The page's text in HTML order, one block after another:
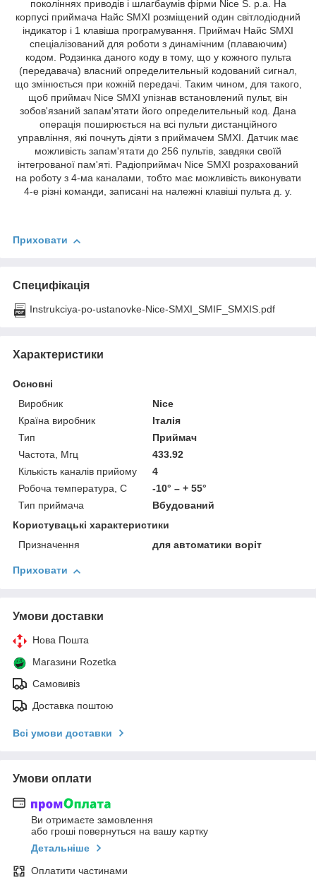
поколіннях приводів і шлагбаумів фірми Nice S. p.a. На
корпусі приймача Найс SMXI розміщений один світлодіодний
індикатор і 1 клавіша програмування. Приймач Найс SMXI
спеціалізований для роботи з динамічним (плаваючим)
кодом. Родзинка даного коду в тому, що у кожного пульта
(передавача) власний определительный кодований сигнал,
що змінюється при кожній передачі. Таким чином, для такого,
щоб приймач Nice SMXI упізнав встановлений пульт, він
зобов'язаний запам'ятати його определительный код. Дана
операція поширюється на всі пульти дистанційного
управління, які почнуть діяти з приймачем SMXI. Датчик має
можливість запам'ятати до 256 пультів, завдяки своїй
інтегрованої пам'яті. Радіоприймач Nice SMXI розрахований
на роботу з 4-ма каналами, тобто має можливість виконувати
4-е різні команди, записані на належні клавіші пульта д. у.
Приховати
Специфікація
Instrukciya-po-ustanovke-Nice-SMXI_SMIF_SMXIS.pdf
Характеристики
Основні
Виробник
Nice
Країна виробник
Італія
Тип
Приймач
Частота, Мгц
433.92
Кількість каналів прийому
4
Робоча температура, С
-10° – + 55°
Тип приймача
Вбудований
Користувацькі характеристики
Призначення
для автоматики воріт
Приховати
Умови доставки
Нова Пошта
Магазини Rozetka
Самовивіз
Доставка поштою
Всі умови доставки
Умови оплати
Ви отримаєте замовлення
або гроші повернуться на вашу картку
Детальніше
Оплатити частинами